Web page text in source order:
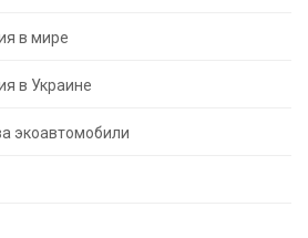
в мире
в Украине
экоавтомобили